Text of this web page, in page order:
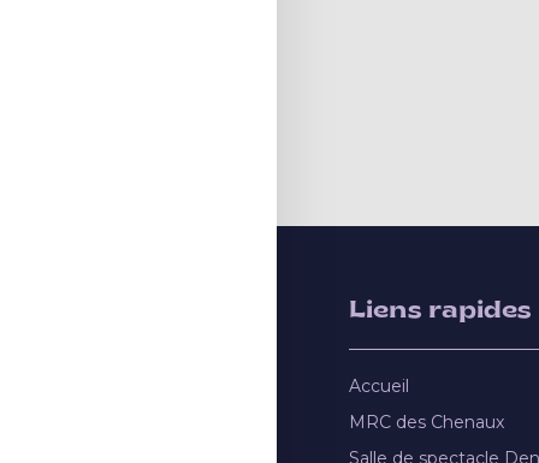
Liens rapides
Accueil
MRC des Chenaux